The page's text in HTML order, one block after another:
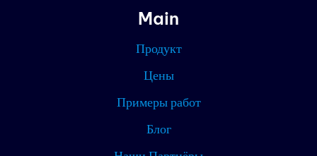
Main
Продукт
Цены
Примеры работ
Блог